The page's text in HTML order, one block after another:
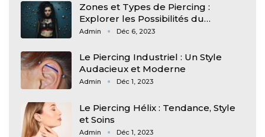
Zones et Types de Piercing :
Explorer les Possibilités du…
Admin Déc 6, 2023
Le Piercing Industriel : Un Style
Audacieux et Moderne
Admin Déc 1, 2023
Le Piercing Hélix : Tendance, Style
et Soins
Admin Déc 1, 2023